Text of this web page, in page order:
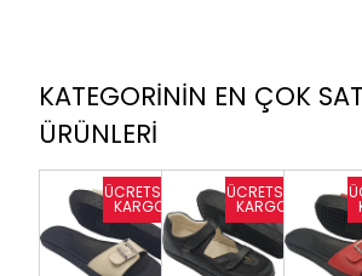
KATEGORİNİN EN ÇOK
ÜRÜNLERİ